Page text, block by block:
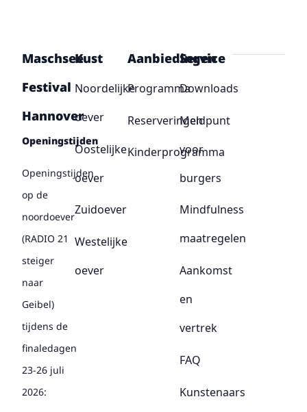
Maschsee
Festival
Hannover
Openingstijden
Openingstijden
op de
noordoever
(RADIO 21
steiger
naar
Geibel)
tijdens de
finaledagen
23-26 juli
2026:
Kust
Noordelijke
oever
Oostelijke
oever
Zuidoever
Westelijke
oever
Aanbiedingen
Programma
Reserveringen
Kinderprogramma
Service
Downloads
Meldpunt
voor
burgers
Mindfulness
maatregelen
Aankomst
en
vertrek
FAQ
Kunstenaars